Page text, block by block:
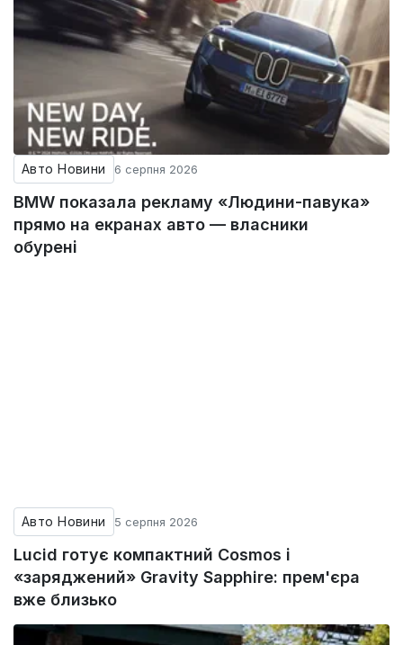
Авто Новини 6 серпня 2026
BMW показала рекламу «Людини-павука»
прямо на екранах авто — власники
обурені
Авто Новини 5 серпня 2026
Lucid готує компактний Cosmos і
«заряджений» Gravity Sapphire: прем'єра
вже близько